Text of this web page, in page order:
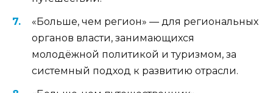
«Больше, чем регион» — для региональных
органов власти, занимающихся
молодёжной политикой и туризмом, за
системный подход к развитию отрасли.